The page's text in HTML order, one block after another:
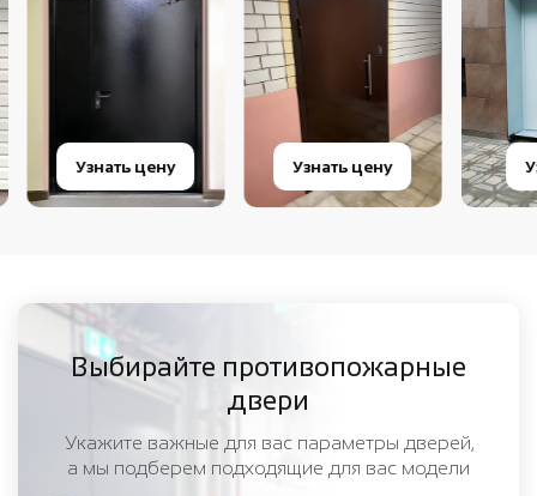
Узнать цену Узнать цену
Выбирайте противопожарные
двери
Укажите важные для вас параметры дверей,
а мы подберем подходящие для вас модели